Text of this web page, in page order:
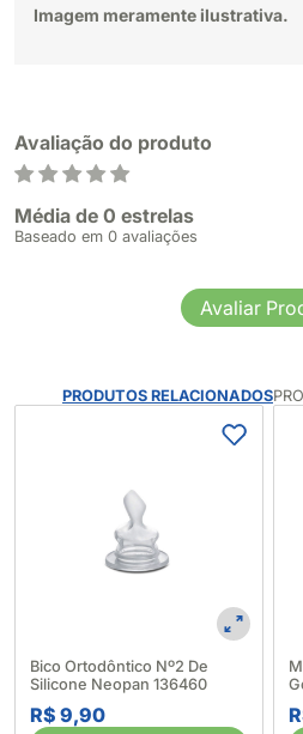
Imagem meramente ilustrativa.
Avaliação do produto
Média de 0 estrelas
Baseado em 0 avaliações
Avaliar
PRODUTOS RELACIONADOS
Bico Ortodôntico Nº2 De
Silicone Neopan 136460
R$ 9,90